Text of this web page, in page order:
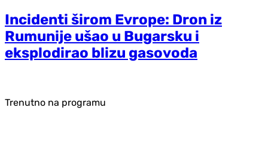
Incidenti širom Evrope: Dron iz
Rumunije ušao u Bugarsku i
eksplodirao blizu gasovoda
Trenutno na programu